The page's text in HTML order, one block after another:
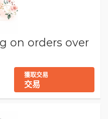
on orders over
獲取交易
交易